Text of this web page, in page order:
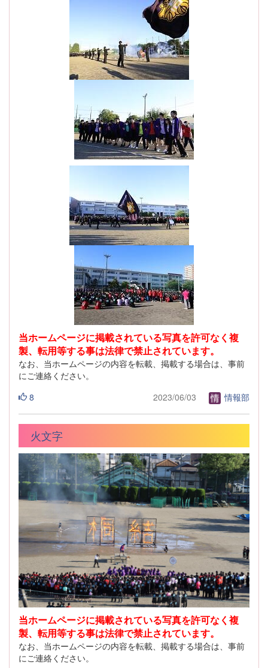
当ホームページに掲載されている写真を許可なく複
製、転用等する事は法律で禁止されています。
なお、当ホームページの内容を転載、掲載する場合は、事前
にご連絡ください。
8
2023/06/03 情報部
火文字
当ホームページに掲載されている写真を許可なく複
製、転用等する事は法律で禁止されています。
なお、当ホームページの内容を転載、掲載する場合は、事前
にご連絡ください。